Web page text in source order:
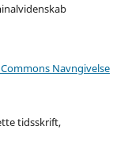
Navngivelse
tidsskrift,